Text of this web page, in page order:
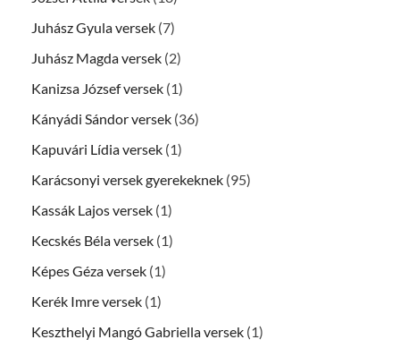
Juhász Gyula versek (7)
Juhász Magda versek (2)
Kanizsa József versek (1)
Kányádi Sándor versek (36)
Kapuvári Lídia versek (1)
Karácsonyi versek gyerekeknek (95)
Kassák Lajos versek (1)
Kecskés Béla versek (1)
Képes Géza versek (1)
Kerék Imre versek (1)
Keszthelyi Mangó Gabriella versek (1)